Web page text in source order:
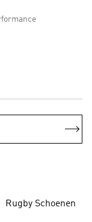
Rugby Schoenen